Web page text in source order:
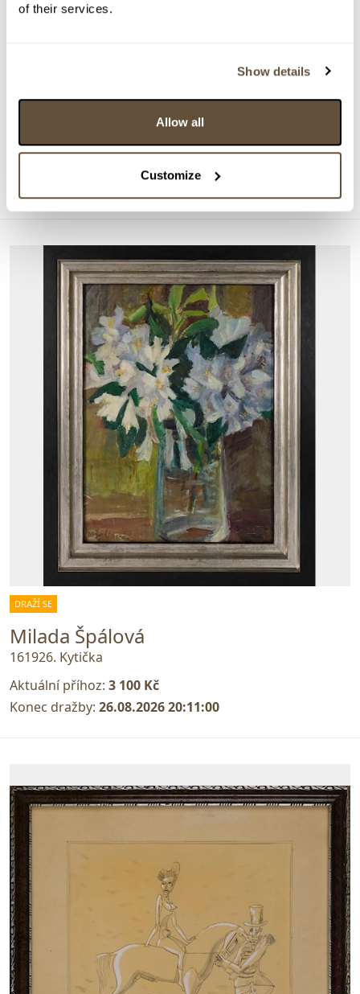
of their services.
Show details
Allow all
Customize
6 000 Kč
DRAŽÍ SE
Milada Špálová
161926. Kytička
Aktuální příhoz: 3 100 Kč
Konec dražby: 26.08.2026 20:11:00